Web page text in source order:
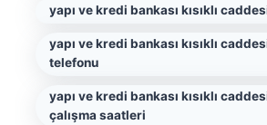
yapı ve kredi bankası kısıklı
yapı ve kredi bankası kısıklı
telefonu
yapı ve kredi bankası kısıklı
çalışma saatleri